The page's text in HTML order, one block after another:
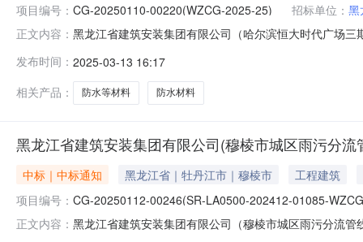
项目编号： CG-20250110-00220(WZCG-2025-25) 招标单位： 黑
正文内容： 黑龙江省建筑安装集团有限公司（哈尔滨恒大时代广场
购招标二、项目编号：CG-20250110-00220（WZCG-
1944120
发布时间： 2025-03-13 16:17
相关产品：
防水等材料 防水材料
黑龙江省建筑安装集团有限公司(穆棱市城区雨污分
中标｜中标通知 黑龙江省｜牡丹江市｜穆棱市
工程建筑
项目编号： CG-20250112-00246(SR-LA0500-202412-01085-
正文内容： 黑龙江省建筑安装集团有限公司（穆棱市城区雨污分流